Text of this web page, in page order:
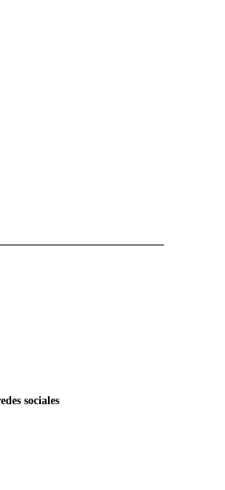
sociales